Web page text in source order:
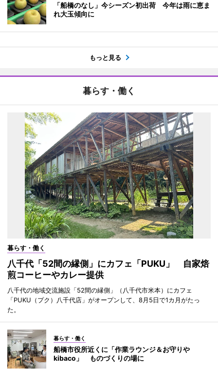
「船橋のなし」今シーズン初出荷 今年は雨に恵ま
れ大玉傾向に
もっと見る
暮らす・働く
暮らす・働く
八千代「52間の縁側」にカフェ「PUKU」 自家焙
煎コーヒーやカレー提供
八千代の地域交流施設「52間の縁側」（八千代市米本）にカフェ
「PUKU（プク）八千代店」がオープンして、8月5日で1カ月がたっ
た。
暮らす・働く
船橋市役所近くに「作業ラウンジ＆お守りや
kibaco」 ものづくりの場に